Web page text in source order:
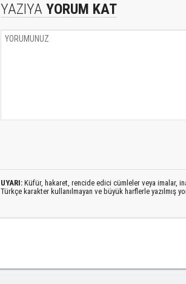
YAZIYA YORUM KAT
UYARI: Küfür, hakaret, rencide edici cümleler veya imalar,
Türkçe karakter kullanılmayan ve büyük harflerle yazılmış